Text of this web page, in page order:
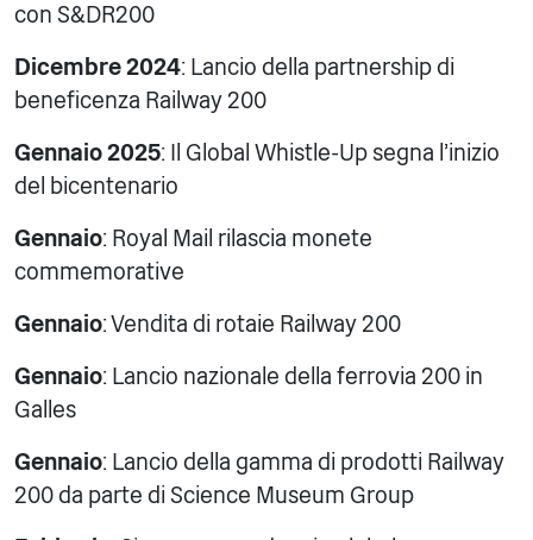
con S&DR200
Dicembre 2024: Lancio della partnership di
beneficenza Railway 200
Gennaio 2025: Il Global Whistle-Up segna l'inizio
del bicentenario
Gennaio: Royal Mail rilascia monete
commemorative
Gennaio: Vendita di rotaie Railway 200
Gennaio: Lancio nazionale della ferrovia 200 in
Galles
Gennaio: Lancio della gamma di prodotti Railway
200 da parte di Science Museum Group